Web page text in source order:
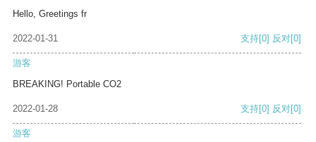
Hello, Greetings fr
2022-01-31 支持[0] 反对[0]
游客
BREAKING! Portable CO2
2022-01-28 支持[0] 反对[0]
游客